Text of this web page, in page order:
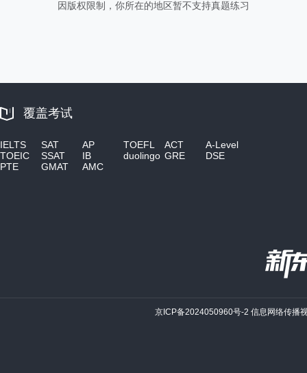
因版权限制，你所在的地区暂不支持真题练习
覆盖考试
IELTS SAT AP TOEFL ACT
A-Level
TOEIC
SSAT IB duolingo GRE
DSE
PTE
GMAT AMC
京ICP备2024050960号-2 信息网络传播